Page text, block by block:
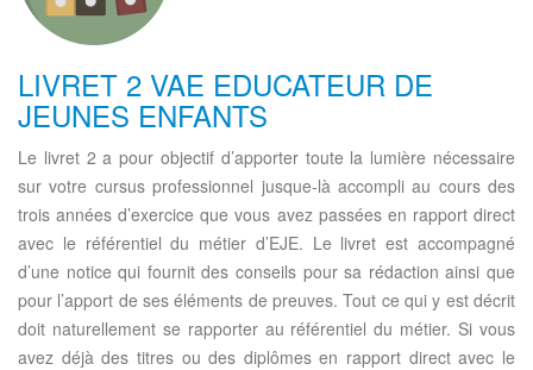
LIVRET 2 VAE EDUCATEUR DE
JEUNES ENFANTS
Le livret 2 a pour objectif d’apporter toute la lumière nécessaire
sur votre cursus professionnel jusque-là accompli au cours des
trois années d’exercice que vous avez passées en rapport direct
avec le référentiel du métier d’EJE. Le livret est accompagné
d’une notice qui fournit des conseils pour sa rédaction ainsi que
pour l’apport de ses éléments de preuves. Tout ce qui y est décrit
doit naturellement se rapporter au référentiel du métier. Si vous
avez déjà des titres ou des diplômes en rapport direct avec le